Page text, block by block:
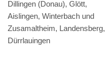
Dillingen (Donau), Glött,
Aislingen, Winterbach und
Zusamaltheim, Landensberg,
Dürrlauingen